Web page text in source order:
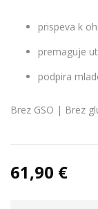
prispeva k
premaguje
podpira
Brez GSO | Brez
61,90 €